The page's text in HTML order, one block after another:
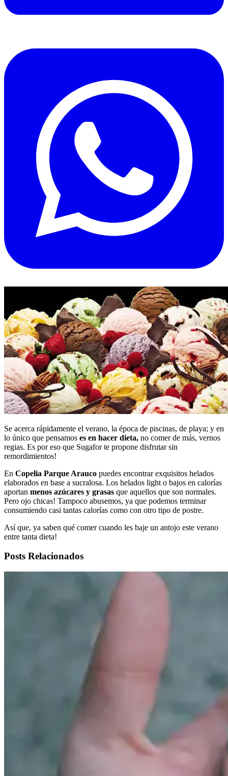
Se acerca rápidamente el verano, la época de piscinas, de playa; y en
lo único que pensamos es en hacer dieta, no comer de más, vernos
regias. Es por eso que Sugafor te propone disfrutar sin
remordimientos!
En Copelia Parque Arauco puedes encontrar exquisitos helados
elaborados en base a sucralosa. Los helados light o bajos en calorías
aportan menos azúcares y grasas que aquellos que son normales.
Pero ojo chicas! Tampoco abusemos, ya que podemos terminar
consumiendo casi tantas calorías como con otro tipo de postre.
Así que, ya saben qué comer cuando les baje un antojo este verano
entre tanta dieta!
Posts Relacionados